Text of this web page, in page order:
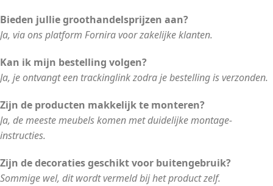
Bieden jullie groothandelsprijzen aan?
Ja, via ons platform Fornira voor zakelijke klanten.
Kan ik mijn bestelling volgen?
Ja, je ontvangt een trackinglink zodra je bestelling is verzonden.
Zijn de producten makkelijk te monteren?
Ja, de meeste meubels komen met duidelijke montage-
instructies.
Zijn de decoraties geschikt voor buitengebruik?
Sommige wel, dit wordt vermeld bij het product zelf.